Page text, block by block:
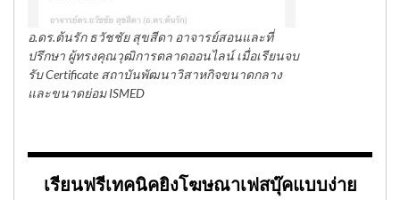
อ.ดร.ต้นรัก ธวัชชัย สุขสีดา อาจารย์สอนและที่
ปรึกษา ผู้ทรงคุณวุฒิการตลาดออนไลน์ เมื่อเรียนจบ
รับ Certificate สถาบันพัฒนาวิสาหกิจขนาดกลาง
และขนาดย่อม ISMED
เรียนฟรีเทคนิคยิงโฆษณาเฟสบุ๊คแบบง่าย